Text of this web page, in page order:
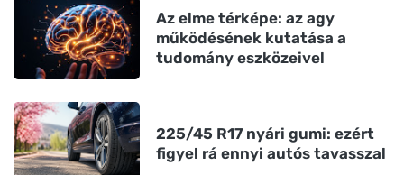
Az elme térképe: az agy
működésének kutatása a
tudomány eszközeivel
225/45 R17 nyári gumi: ezért
figyel rá ennyi autós tavasszal